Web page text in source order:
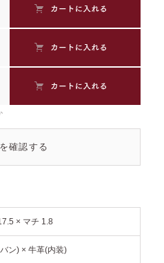
確認する
× マチ 1.8
ン) × 牛革(内装)